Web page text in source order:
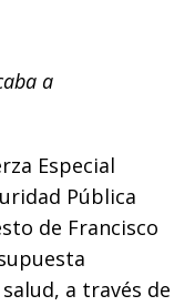
a
Especial
Pública
de Francisco
a través de